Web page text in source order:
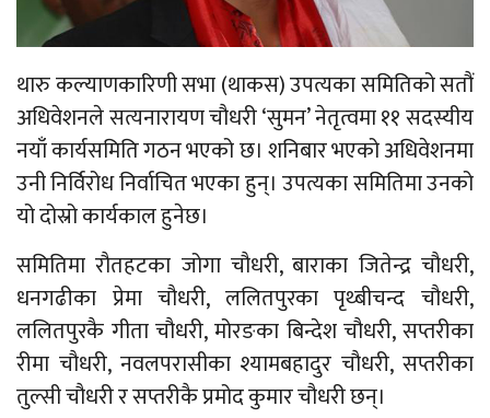
थारु कल्याणकारिणी सभा (थाकस) उपत्यका समितिको सतौं
अधिवेशनले सत्यनारायण चौधरी ‘सुमन’ नेतृत्वमा ११ सदस्यीय
नयाँ कार्यसमिति गठन भएको छ। शनिबार भएको अधिवेशनमा
उनी निर्विरोध निर्वाचित भएका हुन्। उपत्यका समितिमा उनको
यो दोस्रो कार्यकाल हुनेछ।
समितिमा रौतहटका जोगा चौधरी, बाराका जितेन्द्र चौधरी,
धनगढीका प्रेमा चौधरी, ललितपुरका पृथ्बीचन्द चौधरी,
ललितपुरकै गीता चौधरी, मोरङका बिन्देश चौधरी, सप्तरीका
रीमा चौधरी, नवलपरासीका श्यामबहादुर चौधरी, सप्तरीका
तुल्सी चौधरी र सप्तरीकै प्रमोद कुमार चौधरी छन्।